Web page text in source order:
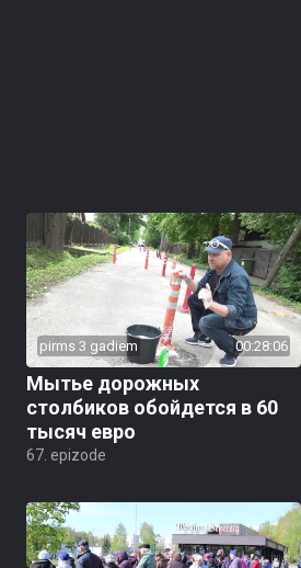
pirms 3 gadiem 00:28:06
Мытье дорожных
столбиков обойдется в 60
тысяч евро
67. epizode